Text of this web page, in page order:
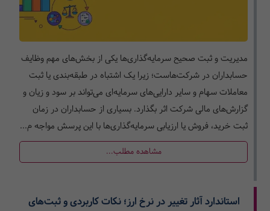
مدیریت و ثبت صحیح سرمایه‌گذاری‌ها یکی از بخش‌های مهم وظایف
حسابداران در شرکت‌هاست؛ زیرا یک اشتباه در طبقه‌بندی یا ثبت
معاملات سهام و سایر دارایی‌های سرمایه‌ای می‌تواند بر سود و زیان و
گزارش‌های مالی شرکت اثر بگذارد. بسیاری از حسابداران در زمان
ثبت خرید، فروش یا ارزیابی سرمایه‌گذاری‌ها با این پرسش مواجه م...
مشاهده مطلب...
استاندارد آثار تغییر در نرخ ارز؛ نکات کاربردی و ثبت‌های